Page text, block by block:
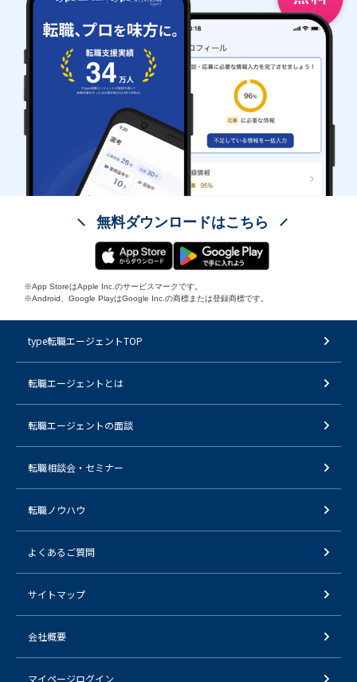
無料ダウンロードはこちら
※App StoreはApple Inc.のサービスマークです。
※Android、Google PlayはGoogle Inc.の商標または登録商標です。
type転職エージェントTOP
転職エージェントとは
転職エージェントの面談
転職相談会・セミナー
転職ノウハウ
よくあるご質問
サイトマップ
会社概要
マイページログイン